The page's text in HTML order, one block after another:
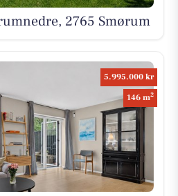
2765 Smørum
5.995.000 kr
146 m2